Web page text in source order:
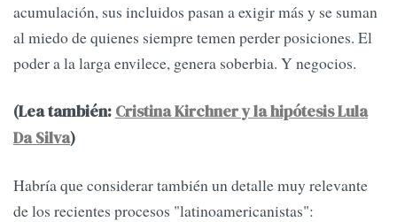
acumulación, sus incluidos pasan a exigir más y se suman
al miedo de quienes siempre temen perder posiciones. El
poder a la larga envilece, genera soberbia. Y negocios.
(Lea también: Cristina Kirchner y la hipótesis Lula
Da Silva)
Habría que considerar también un detalle muy relevante
de los recientes procesos "latinoamericanistas":